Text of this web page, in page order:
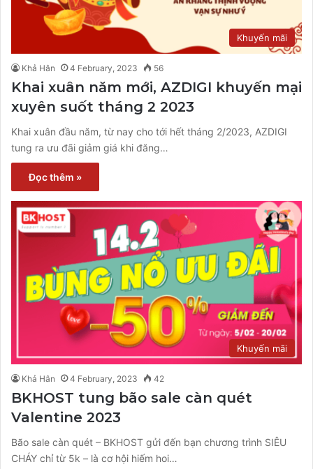
Khuyến mãi
Khả Hân 4 February, 2023 56
Khai xuân năm mới, AZDIGI khuyến mại
xuyên suốt tháng 2 2023
Khai xuân đầu năm, từ nay cho tới hết tháng 2/2023, AZDIGI
tung ra ưu đãi giảm giá khi đăng…
Đọc thêm »
Khuyến mãi
Khả Hân 4 February, 2023 42
BKHOST tung bão sale càn quét
Valentine 2023
Bão sale càn quét – BKHOST gửi đến bạn chương trình SIÊU
CHÁY chỉ từ 5k – là cơ hội hiếm hoi…